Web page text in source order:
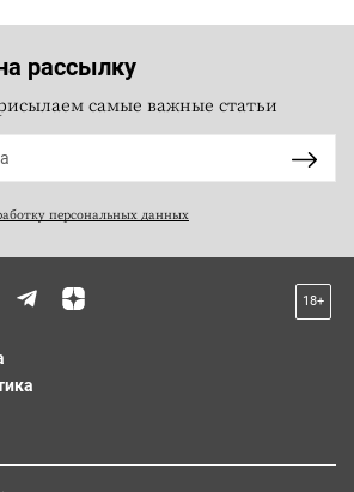
рассылку
самые важные статьи
персональных данных
18+